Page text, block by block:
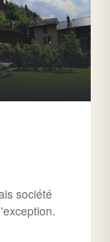
société